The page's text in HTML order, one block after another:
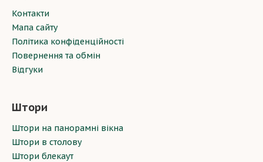
Контакти
Мапа сайту
Політика конфіденційності
Повернення та обмін
Відгуки
Штори
Штори на панорамні вікна
Штори в столову
Штори блекаут